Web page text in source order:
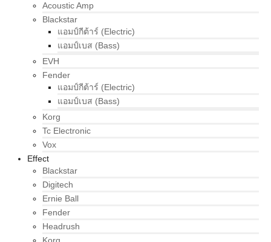
Acoustic Amp
Blackstar
แอมป์กีต้าร์ (Electric)
แอมป์เบส (Bass)
EVH
Fender
แอมป์กีต้าร์ (Electric)
แอมป์เบส (Bass)
Korg
Tc Electronic
Vox
Effect
Blackstar
Digitech
Ernie Ball
Fender
Headrush